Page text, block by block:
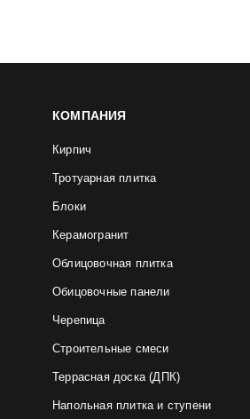
КОМПАНИЯ
Кирпич
Тротуарная плитка
Блоки
Керамогранит
Облицовочная плитка
Обицовочные панели
Черепица
Строительные смеси
Террасная доска (ДПК)
Напольная плитка и ступени